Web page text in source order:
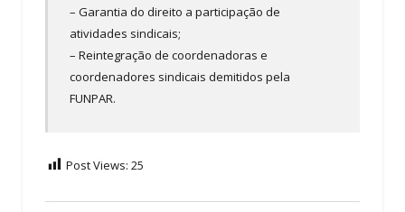
– Garantia do direito a participação de
atividades sindicais;
– Reintegração de coordenadoras e
coordenadores sindicais demitidos pela
FUNPAR.
Post Views: 25